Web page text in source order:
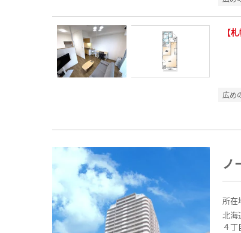
【
広め
ノ
所在
北海
４丁